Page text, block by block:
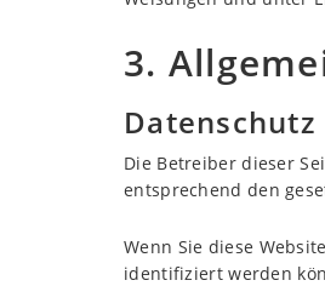
3.
Datenschutz
Die Betreiber dieser
entsprechend den
Wenn Sie diese
identifiziert werden